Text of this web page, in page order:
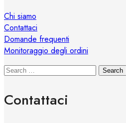
Chi siamo
Contattaci
Domande frequenti
Monitoraggio degli ordini
Search
Contattaci